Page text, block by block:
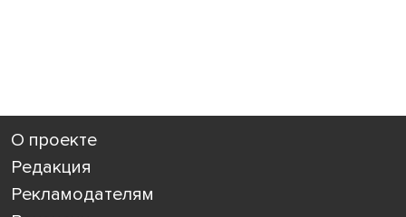
О проекте
Редакция
Рекламодателям